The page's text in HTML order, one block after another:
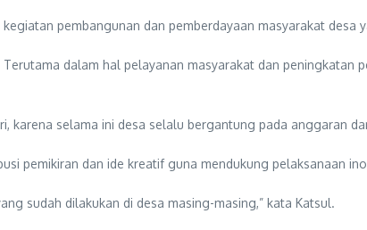
pembangunan dan pemberdayaan masyarakat desa
dalam hal pelayanan masyarakat dan peningkatan
karena selama ini desa selalu bergantung pada anggaran
pemikiran dan ide kreatif guna mendukung pelaksanaan
sudah dilakukan di desa masing-masing,” kata Katsul.